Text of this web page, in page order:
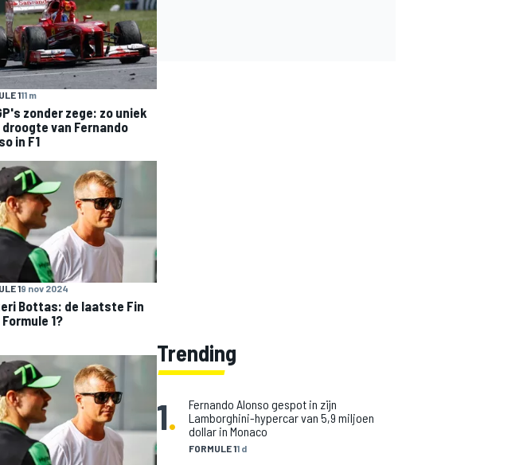
111 m
zonder zege: zo uniek
droogte van Fernando
in F1
19 nov 2024
Bottas: de laatste Fin
1?
Trending
1.
FORMULE 11 d
Fernando Alonso gespot in zijn
Lamborghini-hypercar van 5,9 miljoen
dollar in Monaco